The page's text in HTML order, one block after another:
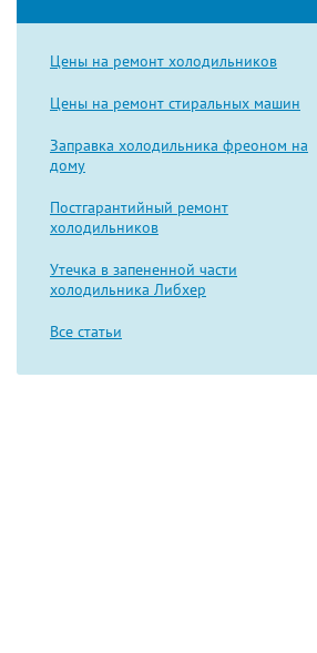
Цены на ремонт холодильников
Цены на ремонт стиральных машин
Заправка холодильника фреоном на
дому
Постгарантийный ремонт
холодильников
Утечка в запененной части
холодильника Либхер
Все статьи